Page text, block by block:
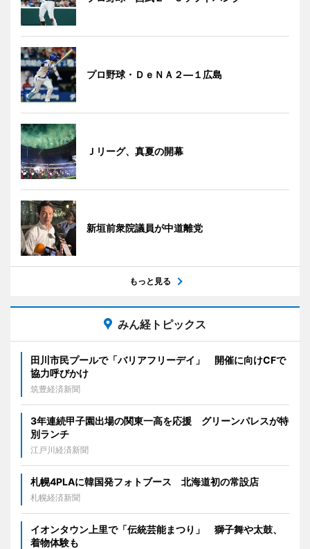
プロ野球・ＤｅＮＡ２―１広島
Ｊリーグ、真夏の開幕
新垣前衆院議員が中道離党
もっと見る
みん経トピックス
田川市民プールで「バリアフリーデイ」 開催に向けCFで
協力呼びかけ
筑豊経済新聞
3年連続甲子園出場の関東一高を応援 グリーンパレスが特
別ランチ
江戸川経済新聞
札幌4PLAに韓国発フォトブース 北海道初の常設店
札幌経済新聞
イオンタウン上里で「伝統芸能まつり」 獅子舞や太鼓、
着物体験も